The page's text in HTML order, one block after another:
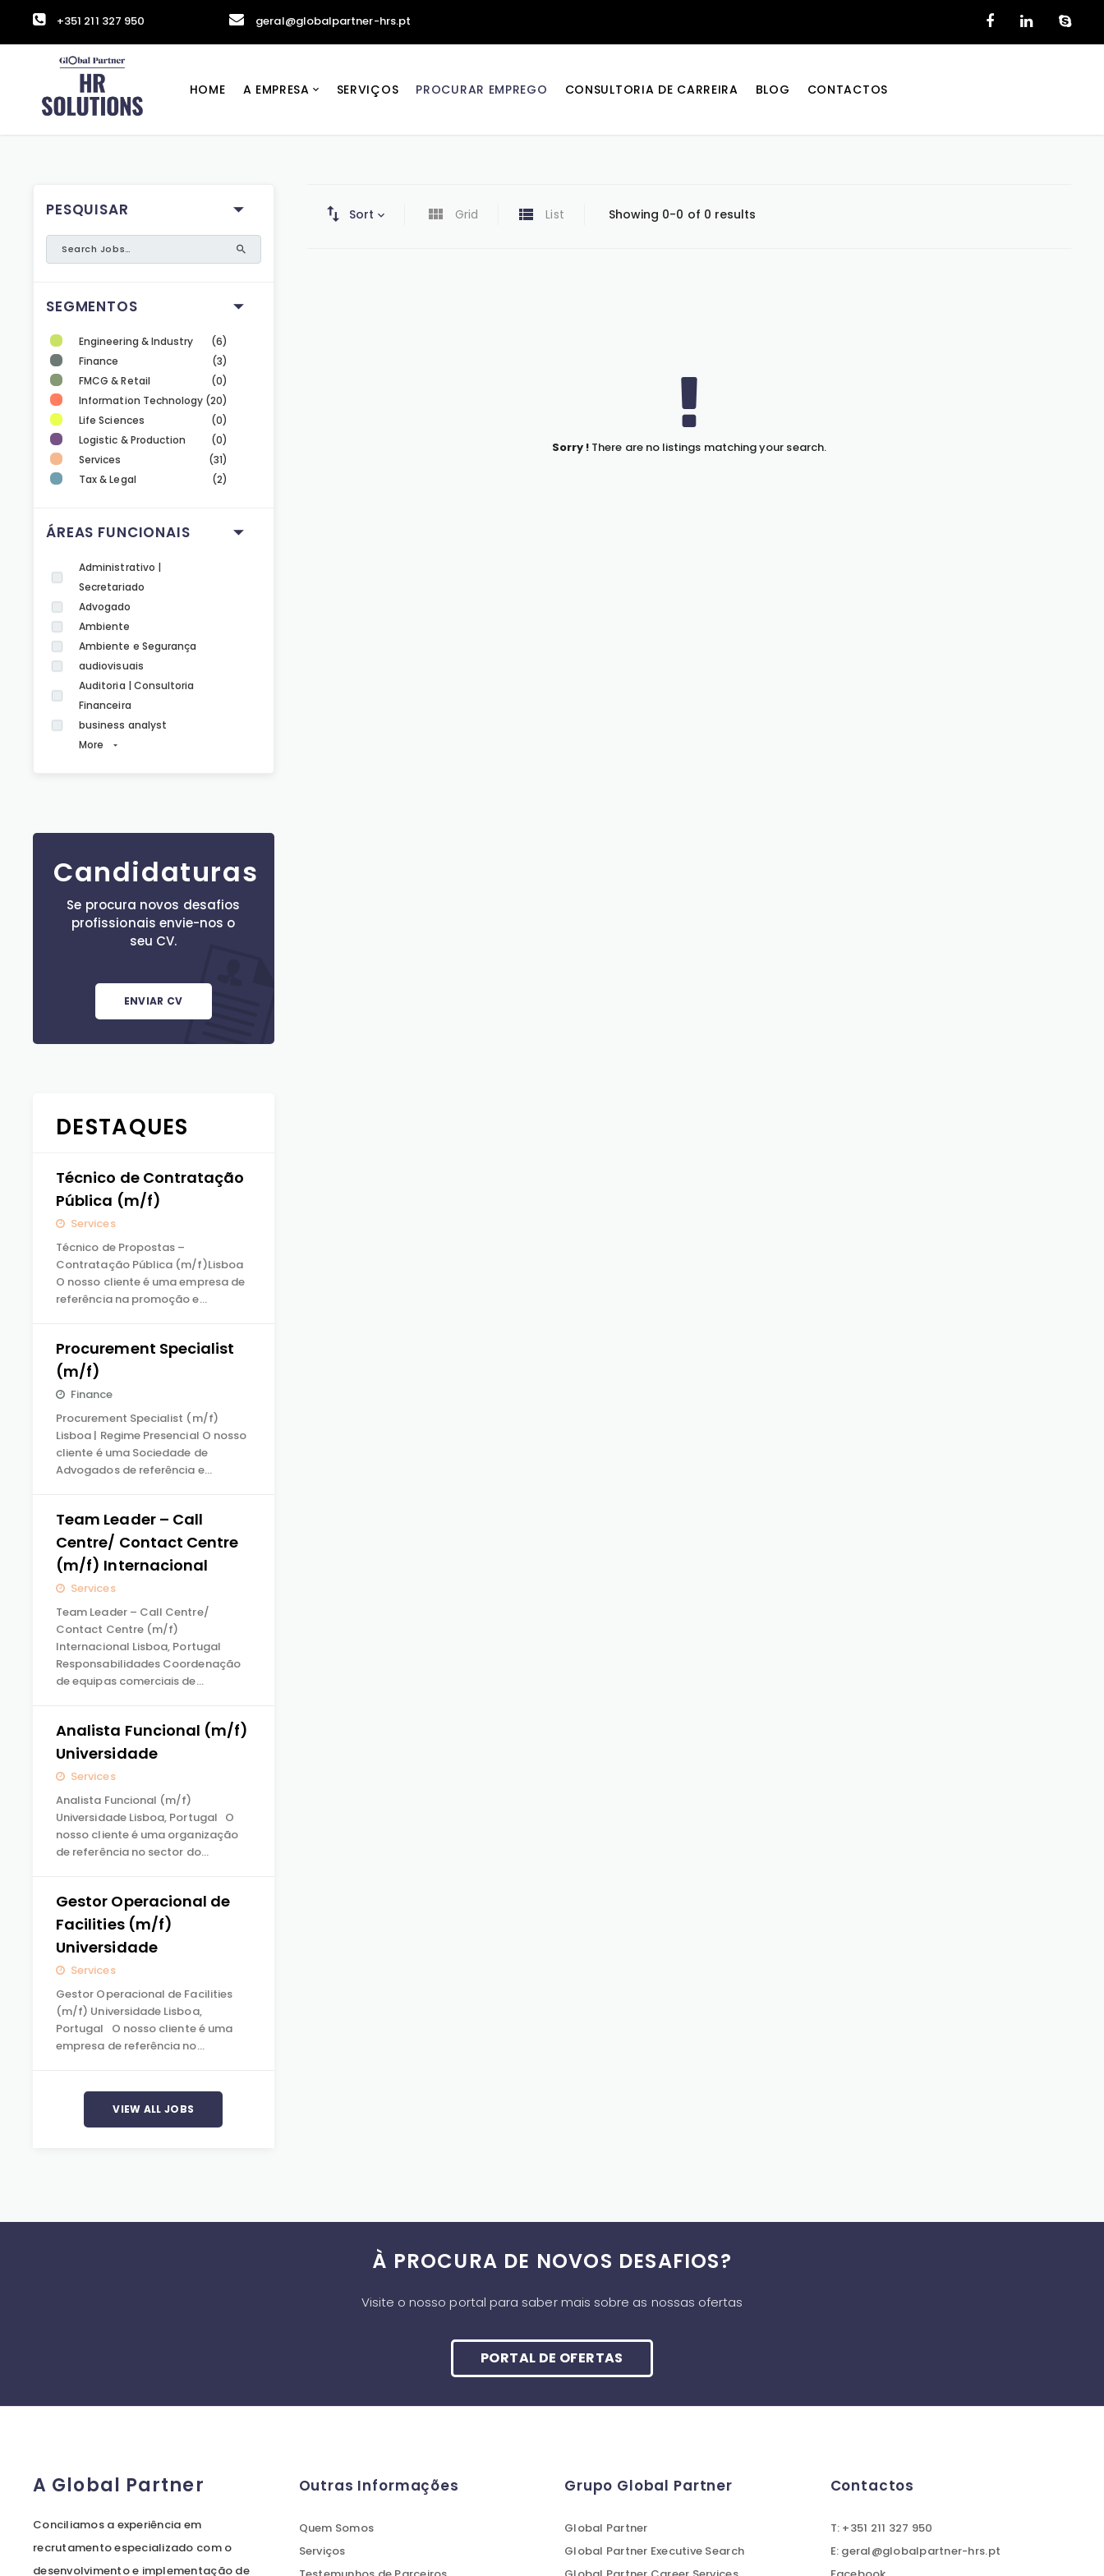
+351 211 327 950 geral@globalpartner-hrs.pt
HOME A EMPRESA SERVIÇOS PROCURAR EMPREGO CONSULTORIA DE CARREIRA BLOG CONTACTOS
PESQUISAR
SEGMENTOS
Engineering & Industry
(6)
Finance
(3)
FMCG & Retail
(0)
Information Technology (20)
Life Sciences
(0)
Logistic & Production
(0)
Services
(31)
Tax & Legal
(2)
ÁREAS FUNCIONAIS
Administrativo |
Secretariado
Advogado
Ambiente
Ambiente e Segurança
audiovisuais
Auditoria | Consultoria
Financeira
business analyst
More
Candidaturas
Se procura novos desafios
profissionais envie-nos o
seu CV.
ENVIAR CV
DESTAQUES
Técnico de Contratação
Pública (m/f)
Services
Técnico de Propostas –
Contratação Pública (m/f)Lisboa
O nosso cliente é uma empresa de
referência na promoção e…
Procurement Specialist
(m/f)
Finance
Procurement Specialist (m/f)
Lisboa | Regime Presencial O nosso
cliente é uma Sociedade de
Advogados de referência e…
Team Leader – Call
Centre/ Contact Centre
(m/f) Internacional
Services
Team Leader – Call Centre/
Contact Centre (m/f)
Internacional Lisboa, Portugal
Responsabilidades Coordenação
de equipas comerciais de…
Analista Funcional (m/f)
Universidade
Services
Analista Funcional (m/f)
Universidade Lisboa, Portugal O
nosso cliente é uma organização
de referência no sector do…
Gestor Operacional de
Facilities (m/f)
Universidade
Services
Gestor Operacional de Facilities
(m/f) Universidade Lisboa,
Portugal O nosso cliente é uma
empresa de referência no…
VIEW ALL JOBS
Sort Grid List Showing 0-0 of 0 results
Sorry ! There are no listings matching your search.
À PROCURA DE NOVOS DESAFIOS?
Visite o nosso portal para saber mais sobre as nossas ofertas
PORTAL DE OFERTAS
A Global Partner
Conciliamos a experiência em
recrutamento especializado com o
desenvolvimento e implementação de
Outras Informações
Quem Somos
Serviços
Grupo Global Partner
Global Partner
Global Partner Executive Search
Contactos
T: +351 211 327 950
E: geral@globalpartner-hrs.pt